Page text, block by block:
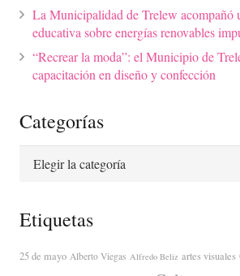
La Municipalidad de Trelew acompañó
educativa sobre energías renovables
“Recrear la moda”: el Municipio de
capacitación en diseño y confección
Categorías
Categorías
Etiquetas
25 de mayo Alberto Viegas Alfredo Beliz artes visuales